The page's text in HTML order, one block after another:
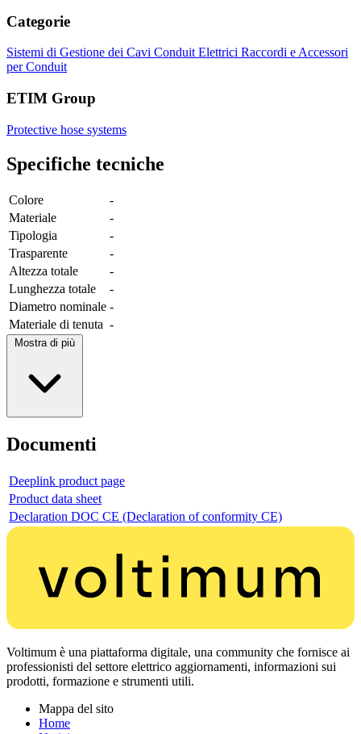
Categorie
Sistemi di Gestione dei Cavi Conduit Elettrici Raccordi e Accessori
per Conduit
ETIM Group
Protective hose systems
Specifiche tecniche
Colore
-
Materiale
-
Tipologia
-
Trasparente
-
Altezza totale
-
Lunghezza totale
-
Diametro nominale -
Materiale di tenuta -
Mostra di più
Documenti
Deeplink product page
Product data sheet
Declaration DOC CE (Declaration of conformity CE)
Voltimum è una piattaforma digitale, una community che fornisce ai
professionisti del settore elettrico aggiornamenti, informazioni sui
prodotti, formazione e strumenti utili.
Mappa del sito
Home